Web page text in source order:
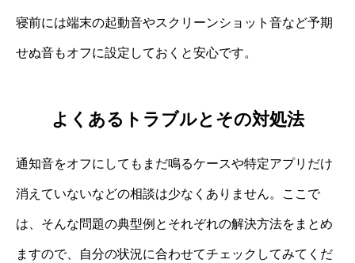
寝前には端末の起動音やスクリーンショット音など予期
せぬ音もオフに設定しておくと安心です。
よくあるトラブルとその対処法
通知音をオフにしてもまだ鳴るケースや特定アプリだけ
消えていないなどの相談は少なくありません。ここで
は、そんな問題の典型例とそれぞれの解決方法をまとめ
ますので、自分の状況に合わせてチェックしてみてくだ